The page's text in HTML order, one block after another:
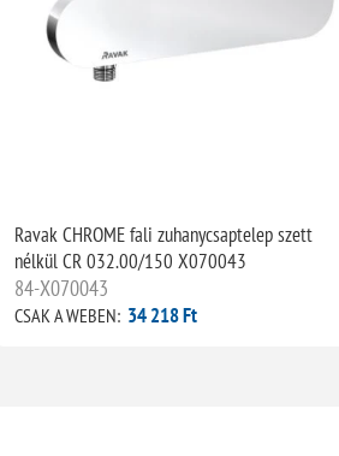
Ravak CHROME fali zuhanycsaptelep szett
nélkül CR 032.00/150 X070043
84-X070043
CSAK A WEBEN: 34 218 Ft